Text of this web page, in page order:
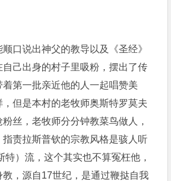
口说出神父的教导以及《圣经》
己出身的村子里吸粉，摆出了传
第一批亲近他的人一起唱赞美
但是本村的老牧师奥斯特罗莫夫
丝，老牧师分分钟教菜鸟做人，
责拉斯普钦的宗教风格是骇人听
特）流，这个其实也不算冤枉他，
，源自17世纪，是通过鞭挞自我